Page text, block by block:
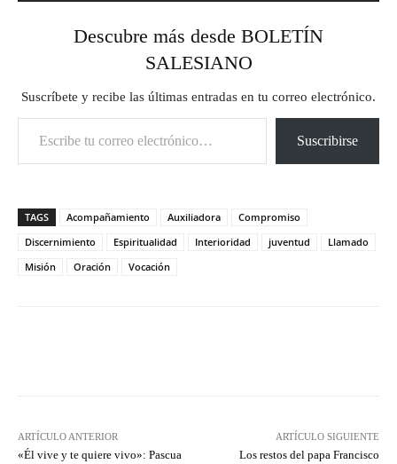
Descubre más desde BOLETÍN
SALESIANO
Suscríbete y recibe las últimas entradas en tu correo electrónico.
Escribe tu correo electrónico…
Suscribirse
TAGS Acompañamiento Auxiliadora
Compromiso
Discernimiento
Espiritualidad Interioridad juventud
Llamado
Misión
Oración Vocación
ARTÍCULO ANTERIOR
«Él vive y te quiere vivo»: Pascua
ARTÍCULO SIGUIENTE
Los restos del papa Francisco